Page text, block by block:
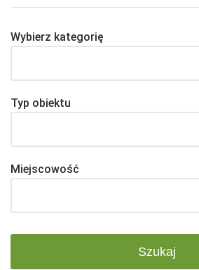
Wybierz kategorię
Typ obiektu
Miejscowość